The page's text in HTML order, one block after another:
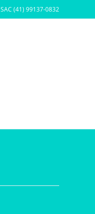
SAC (41) 99137-0832